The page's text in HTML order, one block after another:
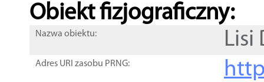
Obiekt fizjograficzny:
Nazwa obiektu: Lisi
Adres URI zasobu PRNG: